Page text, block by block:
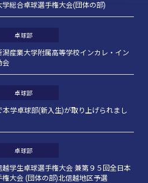
総合卓球選手権大会(団体の部)
卓球部
産業大学附属高等学校インカレ・イン
会
卓球部
本学卓球部(新入生)が取り上げられまし
卓球部
学生卓球選手権大会 兼第９５回全日本
権大会 (団体の部)北信越地区予選